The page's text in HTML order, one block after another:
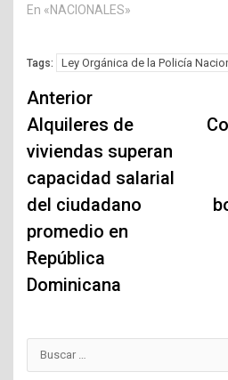
En «NACIONALES»
Tags: Ley Orgánica de la Policía
Navegación
de
entradas
Anterior
Alquileres de
viviendas superan
capacidad salarial
del ciudadano
promedio en
República
Dominicana
Buscar: